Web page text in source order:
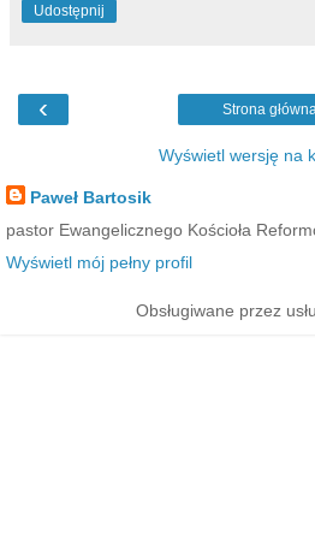
Udostępnij
‹ Strona główna
Wyświetl wersję na
Paweł Bartosik
pastor Ewangelicznego Kościoła
Wyświetl mój pełny profil
Obsługiwane przez